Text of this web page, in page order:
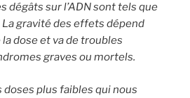
dégâts sur l’ADN sont tels que
gravité des effets dépend
dose et va de troubles
graves ou mortels.
doses plus faibles qui nous